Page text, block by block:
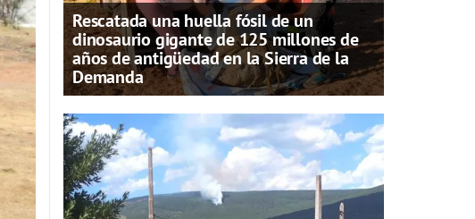
Rescatada una huella fósil de un
dinosaurio gigante de 125 millones de
años de antigüedad en la Sierra de la
Demanda